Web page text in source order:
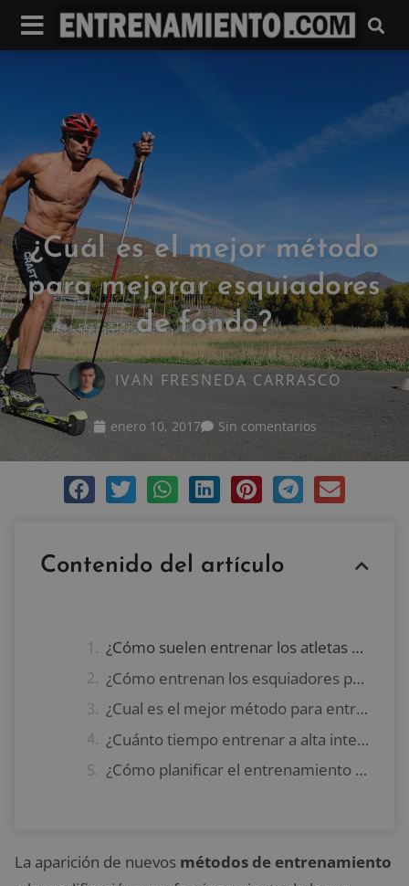
¿Cuál es el mejor método
para mejorar esquiadores
de fondo?
IVAN FRESNEDA CARRASCO
enero 10, 2017 Sin comentarios
Contenido del artículo
¿Cómo suelen entrenar los atletas de resistencia profesionales?
¿Cómo entrenan los esquiadores profesionales?
¿Cual es el mejor método para entrenar la resistencia?
¿Cuánto tiempo entrenar a alta intensidad para mejorar la resistencia?
¿Cómo planificar el entrenamiento de resistencia de atletas de elite?
La aparición de nuevos métodos de entrenamiento